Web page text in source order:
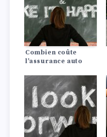
Combien coûte
l’assurance auto